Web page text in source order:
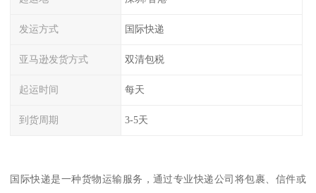
发运方式 国际快递
亚马逊发货方式 双清包税
起运时间 每天
到货周期 3-5天
国际快递是一种货物运输服务，通过专业快递公司将包裹、信件或